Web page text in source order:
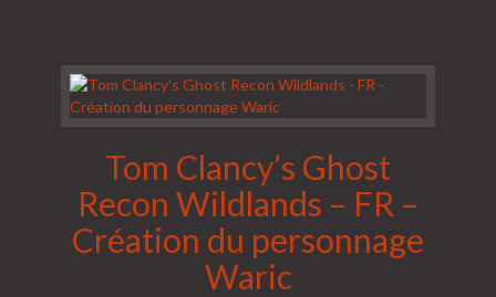
Tom Clancy’s Ghost
Recon Wildlands – FR –
Création du personnage
Waric